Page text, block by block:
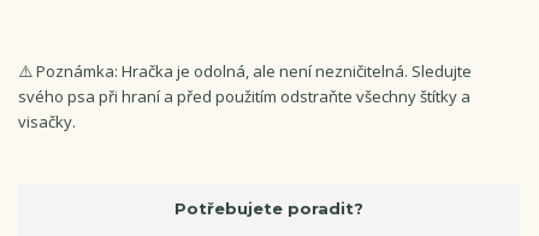
⚠️ Poznámka: Hračka je odolná, ale není nezničitelná. Sledujte
svého psa při hraní a před použitím odstraňte všechny štítky a
visačky.
Potřebujete poradit?